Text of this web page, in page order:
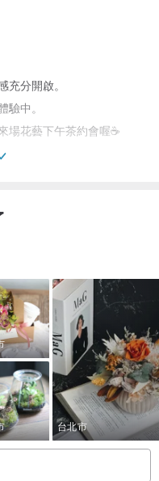
分開啟。
中。
場花藝下午茶約會喔☕
季節而調整）
台北市